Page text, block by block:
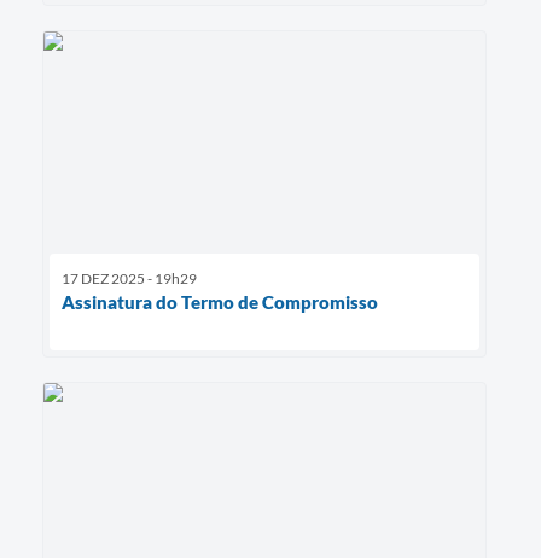
17 DEZ 2025 - 19h29
Assinatura do Termo de Compromisso